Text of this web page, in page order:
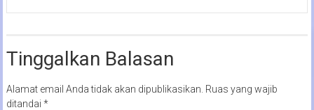
Tinggalkan Balasan
Alamat email Anda tidak akan dipublikasikan. Ruas yang wajib
ditandai *